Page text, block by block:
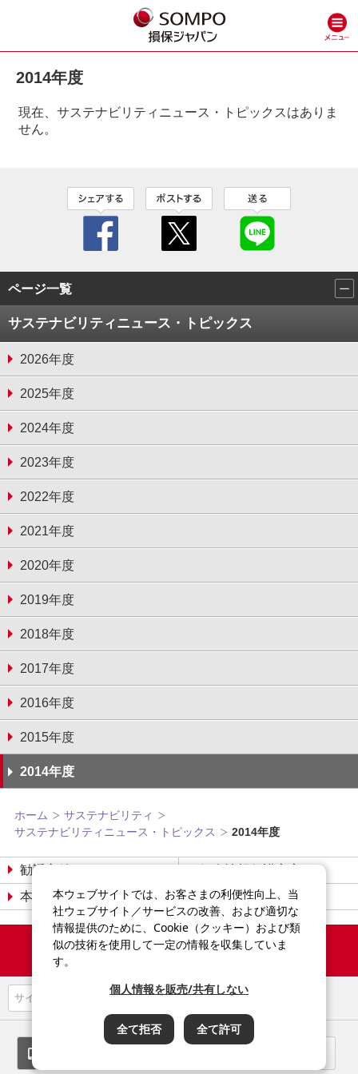
2014年度
現在、サステナビリティニュース・トピックスはありま
せん。
ページ一覧
サステナビリティニュース・トピックス
2026年度
2025年度
2024年度
2023年度
2022年度
2021年度
2020年度
2019年度
2018年度
2017年度
2016年度
2015年度
2014年度
ホーム
サステナビリティ
サステナビリティニュース・トピックス
2014年度
勧誘方針
本サイトについて
サイトマップ
Copyright©2014-2026
Sompo Japan Insurance Inc.
本ウェブサイトでは、お客さまの利便性向上、当
社ウェブサイト／サービスの改善、および適切な
情報提供のために、Cookie（クッキー）および類
似の技術を使用して一定の情報を収集していま
す。
個人情報を販売/共有しない
全て拒否 全て許可